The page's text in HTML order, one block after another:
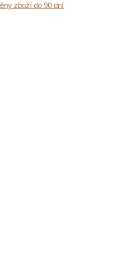
zboží do 90 dní